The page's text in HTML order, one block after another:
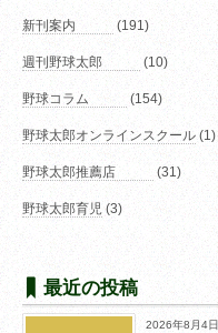
新刊案内 (191)
週刊野球太郎 (10)
野球コラム (154)
野球太郎オンラインスクール (1)
野球太郎推薦店 (31)
野球太郎育児 (3)
最近の投稿
2026年8月4日